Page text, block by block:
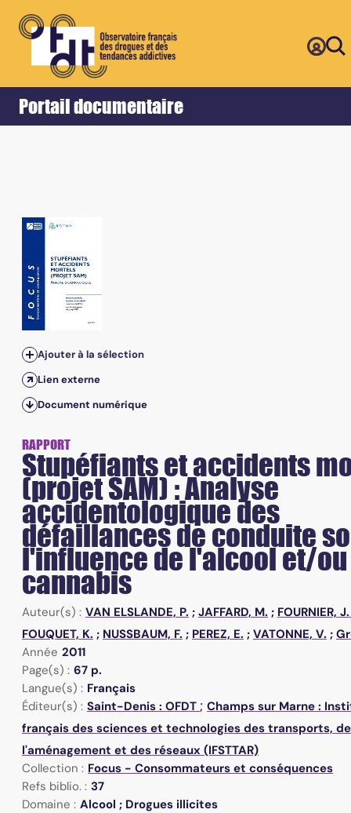
Portail documentaire
Accueil Retour
Ajouter à la sélection
Lien externe
Document numérique
RAPPORT
Stupéfiants et accidents
(projet SAM) : Analyse
accidentologique des
défaillances de conduite
l'influence de l'alcool et/
cannabis
Auteur(s) : VAN ELSLANDE, P. ; JAFFARD, M. ; FOURNIER,
FOUQUET, K. ; NUSSBAUM, F. ; PEREZ, E. ; VATONNE, V. ;
Année 2011
Page(s) : 67 p.
Langue(s) : Français
Éditeur(s) : Saint-Denis : OFDT ; Champs sur Marne :
français des sciences et technologies des transports, de
l'aménagement et des réseaux (IFSTTAR)
Collection : Focus - Consommateurs et conséquences
Refs biblio. : 37
Domaine : Alcool ; Drogues illicites